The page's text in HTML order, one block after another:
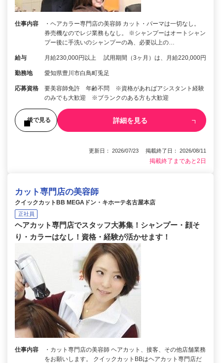
仕事内容
・ヘアカラー専門店の美容師 カット・パーマは一切なし。
券売機なのでレジ業務もなし。 ※シャンプーはオートシャン
プー後に手洗いのシャンプーの為、必要以上の…
給与 月給230,000円以上 試用期間（3ヶ月）は、月給220,000円
勤務地 愛知県豊川市白鳥町兎足
応募資格
要美容師免許 年齢不問 ※資格があればアシスタント経験
のみでも大歓迎 ※ブランクのある方も大歓迎
後で見る 詳細を見る
更新日： 2026/07/23 掲載終了日： 2026/08/11
掲載終了まであと2日
カット専門店の美容師
クイックカットBB MEGAドン・キホーテ名古屋本店
正社員
ヘアカット専門店でスタッフ大募集！シャンプー・顔そ
り・カラーはなし！資格・経験が活かせます！
仕事内容
・カット専門店の美容師 ヘアカット、接客、その他店舗業務
をお願いします。 クイックカットBBはヘアカット専門店だ